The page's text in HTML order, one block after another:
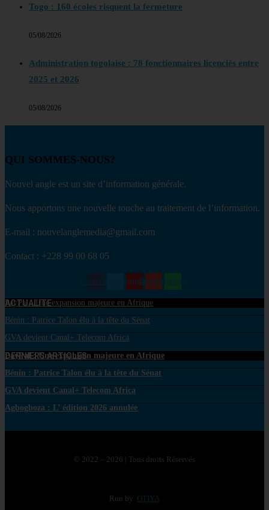
Togo : 160 écoles risquent la fermeture
05/08/2026
Administration togolaise : 78 fonctionnaires licenciés entre
2025 et 2026
05/08/2026
QUI SOMMES-NOUS?
Nouvel angle est un site d’information générale.
Nous apportons une nouvelle touche au traitement de l’information.
E-mail : nouvelanglemedia@gmail.com
Contact : +228 99 00 68 05
TwitterYoutubeEnvelopeWhatsapp
ACTUALITE
PayPal : Une expansion majeure en Afrique
Bénin : Patrice Talon élu à la tête du Sénat
GVA devient Canal+ Telecom Africa
DERNIERS ARTICLES
PayPal : Une expansion majeure en Afrique
Bénin : Patrice Talon élu à la tête du Sénat
GVA devient Canal+ Telecom Africa
Agbogboza : L’ édition 2026 annulée
© 2022 – 2026 | Tous droits Réservés
Run by OTIYA